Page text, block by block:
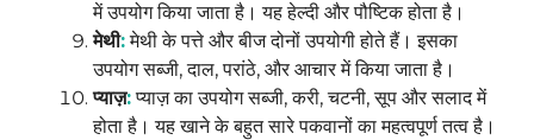
में उपयोग किया जाता है। यह हेल्दी और पौष्टिक होता है।
मेथी:मेथी के पत्ते और बीज दोनों उपयोगी होते हैं। इसका
उपयोग सब्जी, दाल, परांठे, और आचार में किया जाता है।
प्याज़:प्याज़ का उपयोग सब्जी, करी, चटनी, सूप और सलाद में
होता है। यह खाने के बहुत सारे पकवानों का महत्वपूर्ण तत्व है।